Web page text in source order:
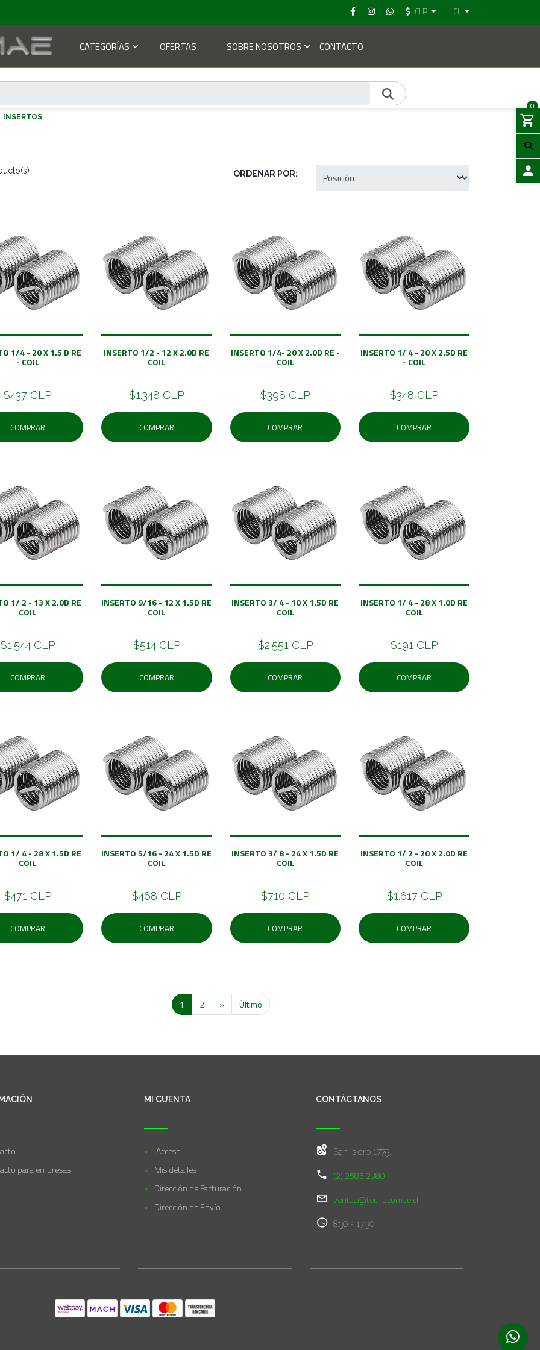
CLP CL
CATEGORÍAS OFERTAS SOBRE NOSOTROS CONTACTO
0
INSERTOS
ORDENAR POR:
1/4 - 20 X 1.5 D RE
- COIL
$437 CLP
COMPRAR
INSERTO 1/2 - 12 X 2.0D RE
COIL
$1.348 CLP
COMPRAR
INSERTO 1/4- 20 X 2.0D RE -
COIL
$398 CLP
COMPRAR
INSERTO 1/ 4 - 20 X 2.5D RE
- COIL
$348 CLP
COMPRAR
1/ 2 - 13 X 2.0D RE
COIL
$1.544 CLP
COMPRAR
INSERTO 9/16 - 12 X 1.5D RE
COIL
$514 CLP
COMPRAR
INSERTO 3/ 4 - 10 X 1.5D RE
COIL
$2.551 CLP
COMPRAR
INSERTO 1/ 4 - 28 X 1.0D RE
COIL
$191 CLP
COMPRAR
1/ 4 - 28 X 1.5D RE
COIL
$471 CLP
COMPRAR
INSERTO 5/16 - 24 X 1.5D RE
COIL
$468 CLP
COMPRAR
INSERTO 3/ 8 - 24 X 1.5D RE
COIL
$710 CLP
COMPRAR
INSERTO 1/ 2 - 20 X 2.0D RE
COIL
$1.617 CLP
COMPRAR
1 2 » Último
para empresas
MI CUENTA
Acceso
Mis detalles
Dirección de Facturación
Dirección de Envío
CONTÁCTANOS
San Isidro 1775,
(2) 2585 2380
ventas@tecnocomae.cl
8:30 - 17:30